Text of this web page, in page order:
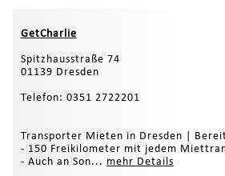
GetCharlie
Spitzhausstraße 74
01139 Dresden
Telefon: 0351 2722201
Transporter Mieten in Dresden |
- 150 Freikilometer mit jedem
- Auch an Son... mehr Details